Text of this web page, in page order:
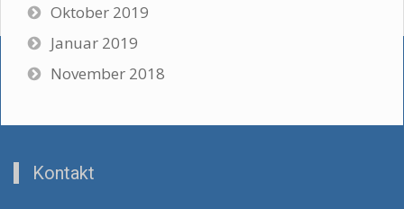
Oktober 2019
Januar 2019
November 2018
Kontakt